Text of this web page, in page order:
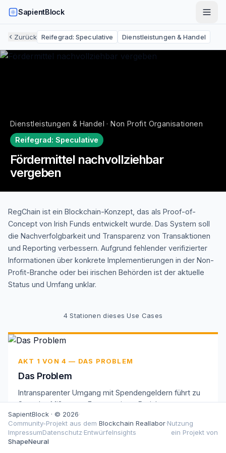
SapientBlock
Zurück Reifegrad:Speculative Dienstleistungen & Handel
Dienstleistungen & Handel · Non Profit Organisationen
Reifegrad: Speculative
Fördermittel nachvollziehbar
vergeben
RegChain ist ein Blockchain-Konzept, das als Proof-of-
Concept von Irish Funds entwickelt wurde. Das System soll
die Nachverfolgbarkeit und Transparenz von Transaktionen
und Reporting verbessern. Aufgrund fehlender verifizierter
Informationen über konkrete Implementierungen in der Non-
Profit-Branche oder bei irischen Behörden ist der aktuelle
Status und Umfang unklar.
4 Stationen dieses Use Cases
AKT 1 VON 4 — DAS PROBLEM
Das Problem
Intransparenter Umgang mit Spendengeldern führt zu
Spender-Mißtrauen. Fragmentierte Berichtssysteme
erschweren die Nachverfolgbarkeit von Transaktionen
in Non-Profit-Organisationen.
SapientBlock · © 2026·
Community-Projekt aus dem Blockchain Reallabor·Nutzung
ImpressumDatenschutz·EntwürfeInsights
ein Projekt von
ShapeNeural